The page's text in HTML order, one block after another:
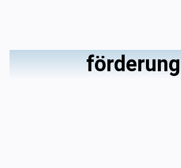
förderung